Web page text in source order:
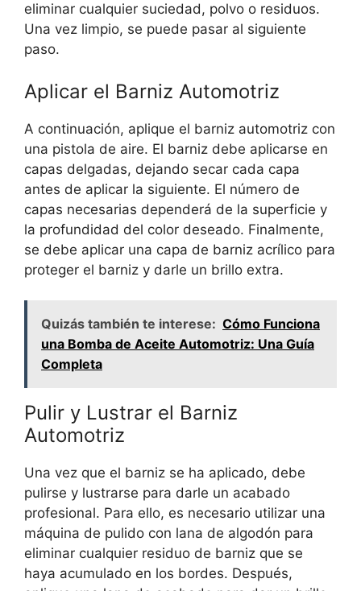
eliminar cualquier suciedad, polvo o residuos.
Una vez limpio, se puede pasar al siguiente
paso.
Aplicar el Barniz Automotriz
A continuación, aplique el barniz automotriz con
una pistola de aire. El barniz debe aplicarse en
capas delgadas, dejando secar cada capa
antes de aplicar la siguiente. El número de
capas necesarias dependerá de la superficie y
la profundidad del color deseado. Finalmente,
se debe aplicar una capa de barniz acrílico para
proteger el barniz y darle un brillo extra.
Quizás también te interese: Cómo Funciona
una Bomba de Aceite Automotriz: Una Guía
Completa
Pulir y Lustrar el Barniz
Automotriz
Una vez que el barniz se ha aplicado, debe
pulirse y lustrarse para darle un acabado
profesional. Para ello, es necesario utilizar una
máquina de pulido con lana de algodón para
eliminar cualquier residuo de barniz que se
haya acumulado en los bordes. Después,